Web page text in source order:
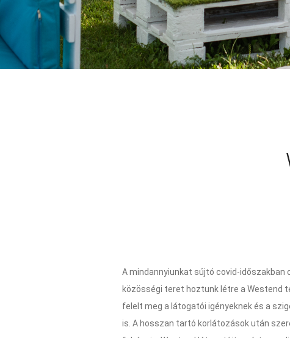
A mindannyiunkat sújtó covid-időszakban
közösségi teret hoztunk létre a Westend
felelt meg a látogatói igényeknek és a
is. A hosszan tartó korlátozások után